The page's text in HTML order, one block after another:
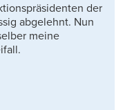
der
abgelehnt. Nun
meine